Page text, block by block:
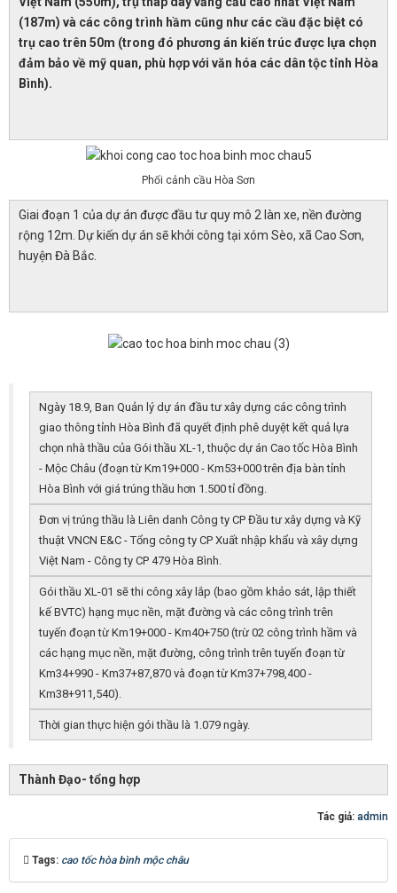
(187m) và các công trình hầm cũng như các cầu đặc biệt có
trụ cao trên 50m (trong đó phương án kiến trúc được lựa chọn
đảm bảo về mỹ quan, phù hợp với văn hóa các dân tộc tỉnh Hòa
Bình).
Phối cảnh cầu Hòa Sơn
Giai đoạn 1 của dự án được đầu tư quy mô 2 làn xe, nền đường
rộng 12m. Dự kiến dự án sẽ khởi công tại xóm Sèo, xã Cao Sơn,
huyện Đà Bắc.
Ngày 18.9, Ban Quản lý dự án đầu tư xây dựng các công trình
giao thông tỉnh Hòa Bình đã quyết định phê duyệt kết quả lựa
chọn nhà thầu của Gói thầu XL-1, thuộc dự án Cao tốc Hòa Bình
- Mộc Châu (đoạn từ Km19+000 - Km53+000 trên địa bàn tỉnh
Hòa Bình với giá trúng thầu hơn 1.500 tỉ đồng.
Đơn vị trúng thầu là Liên danh Công ty CP Đầu tư xây dựng và Kỹ
thuật VNCN E&C - Tổng công ty CP Xuất nhập khẩu và xây dựng
Việt Nam - Công ty CP 479 Hòa Bình.
Gói thầu XL-01 sẽ thi công xây lắp (bao gồm khảo sát, lập thiết
kế BVTC) hạng mục nền, mặt đường và các công trình trên
tuyến đoạn từ Km19+000 - Km40+750 (trừ 02 công trình hầm và
các hạng mục nền, mặt đường, công trình trên tuyến đoạn từ
Km34+990 - Km37+87,870 và đoạn từ Km37+798,400 -
Km38+911,540).
Thời gian thực hiện gói thầu là 1.079 ngày.
Thành Đạo- tổng hợp
Tác giả: admin
Tags: cao tốc hòa bình mộc châu